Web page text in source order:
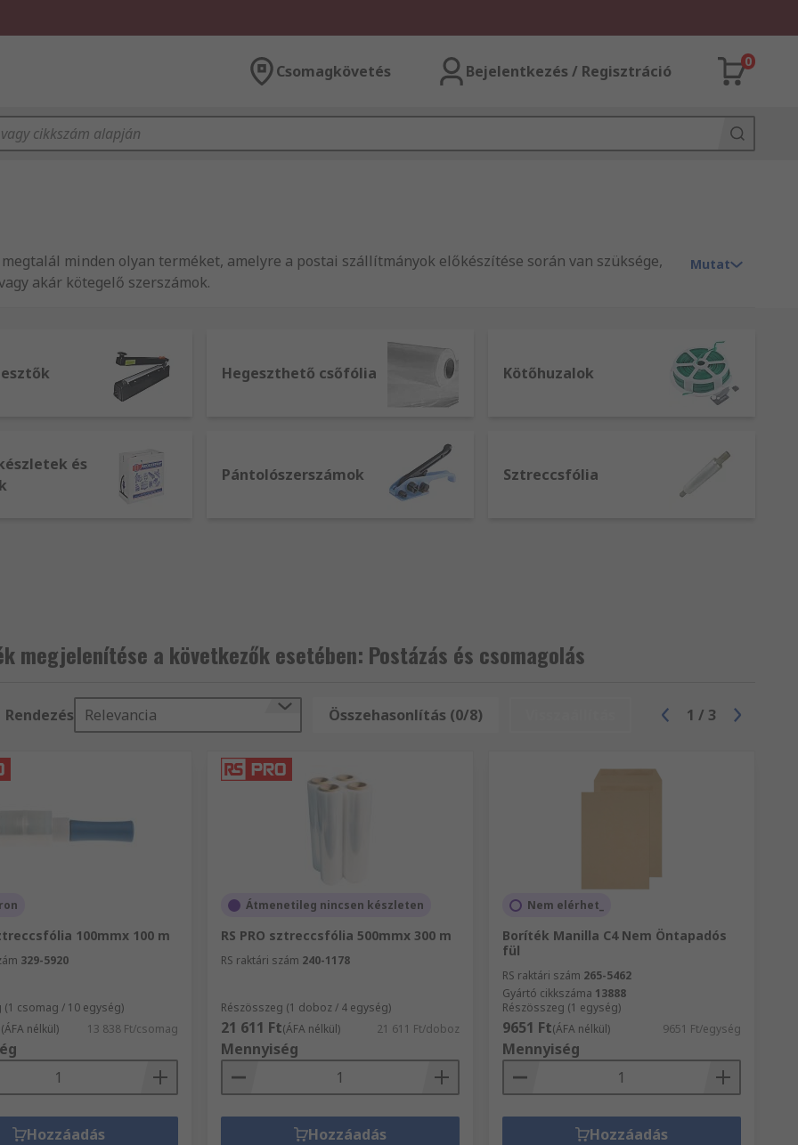
Csomagkövetés Bejelentkezés / Regisztráció
0
minden olyan terméket, amelyre a postai szállítmányok előkészítése során van szüksége,
akár kötegelő szerszámok.
Mutat
Hegeszthető csőfólia Kötőhuzalok
és
Pántolószerszámok Sztreccsfólia
megjelenítése a következők esetében: Postázás és csomagolás
Rendezés Relevancia Összehasonlítás (0/8) 1 / 3
100mmx 100 m
329-5920
(1 csomag / 10 egység)
(ÁFA nélkül) 13 838 Ft/csomag
Hozzáadás
Átmenetileg nincsen készleten
RS PRO sztreccsfólia 500mmx 300 m
RS raktári szám 240-1178
Részösszeg (1 doboz / 4 egység)
21 611 Ft(ÁFA nélkül) 21 611 Ft/doboz
Mennyiség
Hozzáadás
Nem elérhet_
Boríték Manilla C4 Nem Öntapadós
fül
RS raktári szám 265-5462
Gyártó cikkszáma 13888
Részösszeg (1 egység)
9651 Ft(ÁFA nélkül) 9651 Ft/egység
Mennyiség
Hozzáadás